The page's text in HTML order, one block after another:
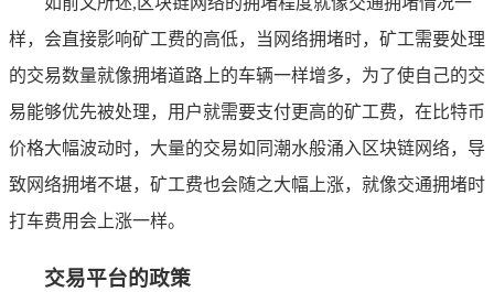
样，会直接影响矿工费的高低，当网络拥堵时，矿工需要处理
的交易数量就像拥堵道路上的车辆一样增多，为了使自己的交
易能够优先被处理，用户就需要支付更高的矿工费，在比特币
价格大幅波动时，大量的交易如同潮水般涌入区块链网络，导
致网络拥堵不堪，矿工费也会随之大幅上涨，就像交通拥堵时
打车费用会上涨一样。
交易平台的政策